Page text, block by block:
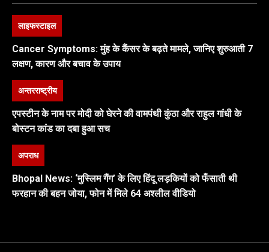
लाइफस्टाइल
Cancer Symptoms: मुंह के कैंसर के बढ़ते मामले, जानिए शुरुआती 7
लक्षण, कारण और बचाव के उपाय
अन्तरराष्ट्रीय
एपस्टीन के नाम पर मोदी को घेरने की वामपंथी कुंठा और राहुल गांधी के
बोस्टन कांड का दबा हुआ सच
अपराध
Bhopal News: ‘मुस्लिम गैंग’ के लिए हिंदू लड़कियों को फँसाती थी
फरहान की बहन जोया, फोन में मिले 64 अश्लील वीडियो